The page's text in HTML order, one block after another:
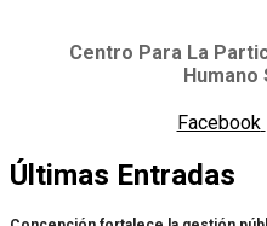
Centro Para La
Facebook
Últimas Entradas